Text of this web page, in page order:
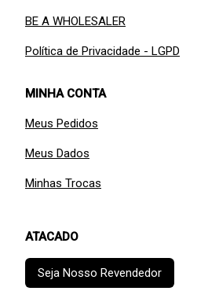
BE A WHOLESALER
Política de Privacidade - LGPD
MINHA CONTA
Meus Pedidos
Meus Dados
Minhas Trocas
ATACADO
Seja Nosso Revendedor